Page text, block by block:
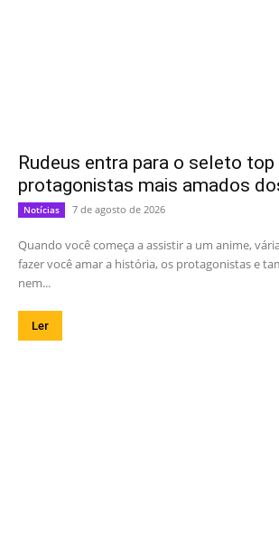
Rudeus entra para o seleto top
protagonistas mais amados
Notícias 7 de agosto de 2026
Quando você começa a assistir a um anime,
fazer você amar a história, os protagonistas e
nem...
Ler